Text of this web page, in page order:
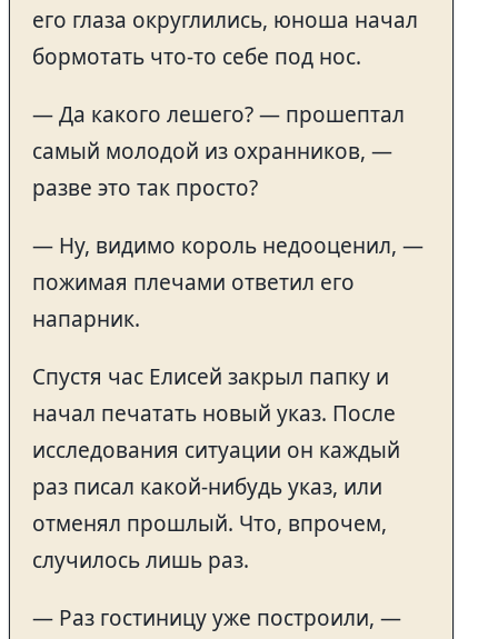
его глаза округлились, юноша начал
бормотать что-то себе под нос.
— Да какого лешего? — прошептал
самый молодой из охранников, —
разве это так просто?
— Ну, видимо король недооценил, —
пожимая плечами ответил его
напарник.
Спустя час Елисей закрыл папку и
начал печатать новый указ. После
исследования ситуации он каждый
раз писал какой-нибудь указ, или
отменял прошлый. Что, впрочем,
случилось лишь раз.
— Раз гостиницу уже построили, —